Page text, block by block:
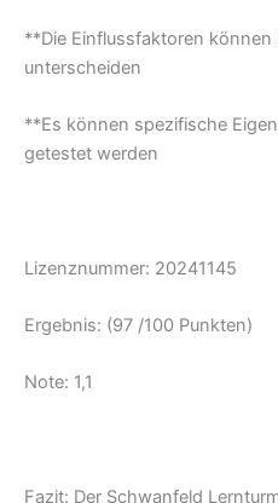
**Die Einflussfaktoren
unterscheiden
**Es können spezifische
getestet werden
Lizenznummer: 20241145
Ergebnis: (97 /100 Punkten)
Note: 1,1
Fazit: Der Schwanfeld